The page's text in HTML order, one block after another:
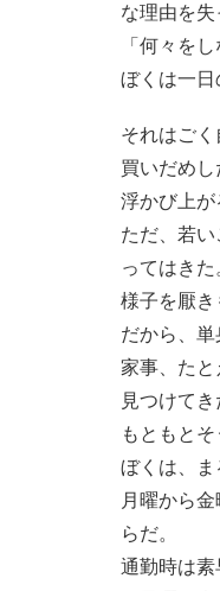
な理由を失
「何々を
ぼくは一日
それはごく
買いだめ
浮かび上が
ただ、若
ってはき
様子を厭き
だから、
家事、た
見つけてき
もともと
ぼくは、ま
月曜から
らだ。
通勤時は素